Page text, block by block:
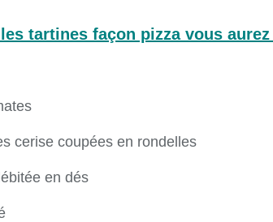
tartines façon pizza vous
cerise coupées en rondelles
en dés